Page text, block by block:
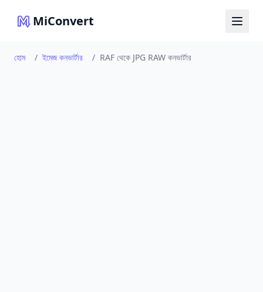
MiConvert
হোম / ইমেজ কনভার্টার / RAF থেকে JPG RAW কনভার্টার